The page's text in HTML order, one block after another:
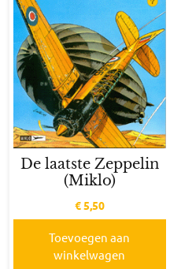
De laatste Zeppelin
(Miklo)
€5,50
Toevoegen aan
winkelwagen